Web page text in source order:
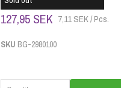
127,95 SEK 7,11 SEK / Pcs.
SKU BG-2980100